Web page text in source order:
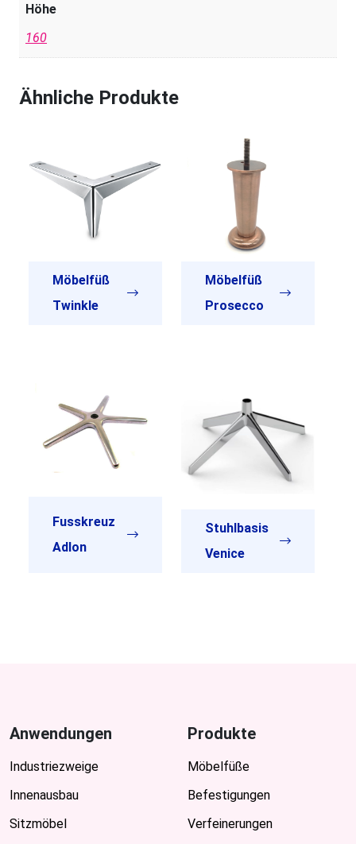
Höhe
160
Ähnliche Produkte
Möbelfüß
Twinkle
Möbelfüß
Prosecco
Fusskreuz
Adlon
Stuhlbasis
Venice
Anwendungen
Industriezweige
Innenausbau
Sitzmöbel
Produkte
Möbelfüße
Befestigungen
Verfeinerungen